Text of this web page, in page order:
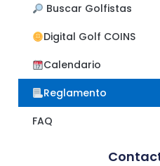
​ Buscar Golfistas
Digital Golf COINS
Calendario
Reglamento
FAQ